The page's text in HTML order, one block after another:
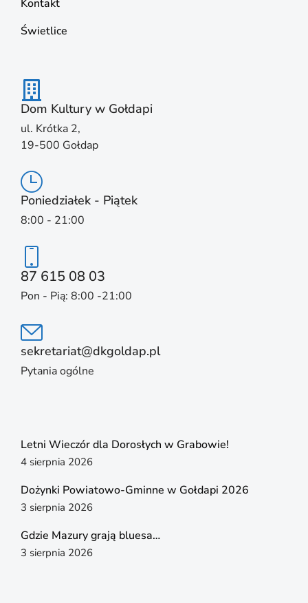
Kontakt
Świetlice
Dom Kultury w Gołdapi
ul. Krótka 2,
19-500 Gołdap
Poniedziałek - Piątek
8:00 - 21:00
87 615 08 03
Pon - Pią: 8:00 -21:00
sekretariat@dkgoldap.pl
Pytania ogólne
Letni Wieczór dla Dorosłych w Grabowie!
4 sierpnia 2026
Dożynki Powiatowo-Gminne w Gołdapi 2026
3 sierpnia 2026
Gdzie Mazury grają bluesa…
3 sierpnia 2026